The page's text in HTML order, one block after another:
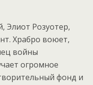
Элиот Розуотер,
Храбро воюет,
войны
огромное
фонд и